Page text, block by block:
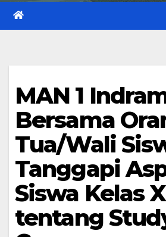
MAN 1
Bersama
Tua/Wali
Tanggapi
Siswa Kelas
tentang